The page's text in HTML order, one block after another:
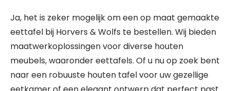
Ja, het is zeker mogelijk om een op maat gemaakte
eettafel bij Horvers & Wolfs te bestellen. Wij bieden
maatwerkoplossingen voor diverse houten
meubels, waaronder eettafels. Of u nu op zoek bent
naar een robuuste houten tafel voor uw gezellige